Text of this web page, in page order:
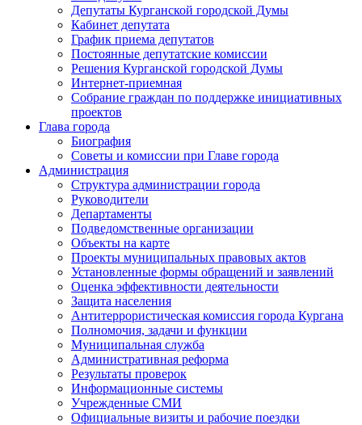
Депутаты Курганской городской Думы
Кабинет депутата
График приема депутатов
Постоянные депутатские комиссии
Решения Курганской городской Думы
Интернет-приемная
Собрание граждан по поддержке инициативных
проектов
Глава города
Биография
Советы и комиссии при Главе города
Администрация
Структура администрации города
Руководители
Департаменты
Подведомственные организации
Объекты на карте
Проекты муниципальных правовых актов
Установленные формы обращений и заявлений
Оценка эффективности деятельности
Защита населения
Антитеррористическая комиссия города Кургана
Полномочия, задачи и функции
Муниципальная служба
Административная реформа
Результаты проверок
Информационные системы
Учрежденные СМИ
Официальные визиты и рабочие поездки